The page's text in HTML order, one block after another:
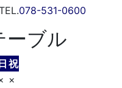
078-531-0600
ーブル
祝
×